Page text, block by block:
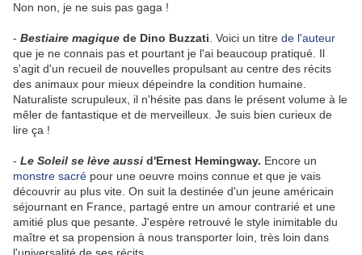
Non non, je ne suis pas gaga !
- Bestiaire magique de Dino Buzzati . Voici un titre de l'auteur
que je ne connais pas et pourtant je l'ai beaucoup pratiqué. Il
s'agit d'un recueil de nouvelles propulsant au centre des récits
des animaux pour mieux dépeindre la condition humaine.
Naturaliste scrupuleux, il n'hésite pas dans le présent volume à le
mêler de fantastique et de merveilleux. Je suis bien curieux de
lire ça !
- Le Soleil se lève aussi d'Ernest Hemingway. Encore un
monstre sacré pour une oeuvre moins connue et que je vais
découvrir au plus vite. On suit la destinée d'un jeune américain
séjournant en France, partagé entre un amour contrarié et une
amitié plus que pesante. J'espère retrouvé le style inimitable du
maître et sa propension à nous transporter loin, très loin dans